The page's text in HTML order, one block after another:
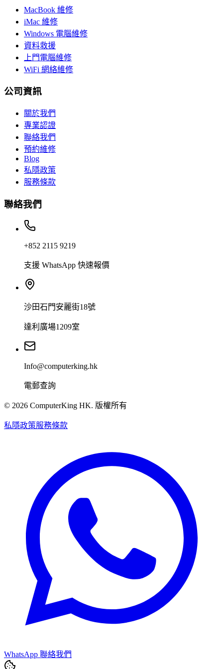
MacBook 維修
iMac 維修
Windows 電腦維修
資料救援
上門電腦維修
WiFi 網絡維修
公司資訊
關於我們
專業認證
聯絡我們
預約維修
Blog
私隱政策
服務條款
聯絡我們
+852 2115 9219
支援 WhatsApp 快速報價
沙田石門安麗街18號
達利廣場1209室
Info@computerking.hk
電郵查詢
© 2026 ComputerKing HK. 版權所有
私隱政策服務條款
WhatsApp 聯絡我們